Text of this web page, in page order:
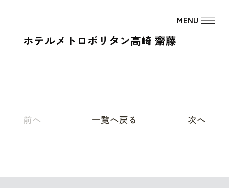
ホテルメトロポリタン高崎 齋藤
前へ 一覧へ戻る 次へ